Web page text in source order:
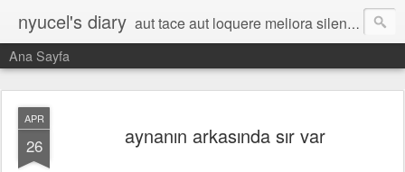
nyucel's diary aut tace aut loquere meliora silentio
Ana Sayfa
APR
26 aynanın arkasında sır var